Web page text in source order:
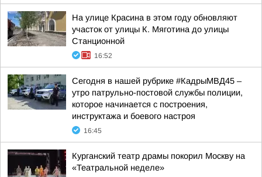
На улице Красина в этом году обновляют
участок от улицы К. Мяготина до улицы
Станционной
16:52
Сегодня в нашей рубрике #КадрыМВД45 –
утро патрульно-постовой службы полиции,
которое начинается с построения,
инструктажа и боевого настроя
16:45
Курганский театр драмы покорил Москву на
«Театральной неделе»